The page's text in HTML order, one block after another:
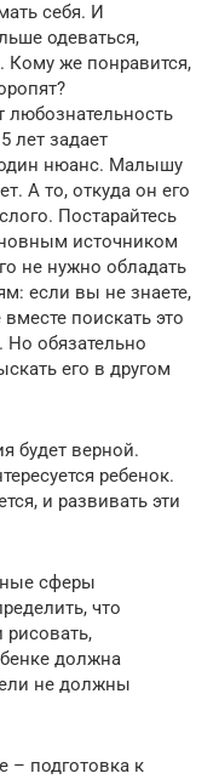
себя. И
одеваться,
Кому же понравится,
лет задает
нюанс. Малышу
А то, откуда он его
Постарайтесь
источником
не нужно обладать
если вы не знаете,
поискать это
Но обязательно
его в другом
будет верной.
ребенок.
и развивать эти
сферы
что
должна
не должны
– подготовка к